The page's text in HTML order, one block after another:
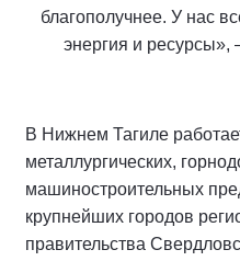
благополучнее. У нас
энергия и ресурсы»,
В Нижнем Тагиле
металлургических,
машиностроительных
крупнейших городов
правительства